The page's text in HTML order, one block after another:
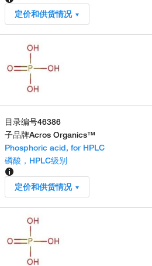
定价和供货情况
目录编号46386
子品牌Acros Organics™
Phosphoric acid, for HPLC
磷酸，HPLC级别
定价和供货情况